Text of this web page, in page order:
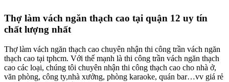
Thợ làm vách ngăn thạch cao tại quận 12 uy tín
chất lượng nhất
Thợ làm vách ngăn thạch cao chuyên nhận thi công trần vách ngăn
thạch cao tại tphcm. Với thế mạnh là thi công trần vách ngăn thạch
cao các loại, chúng tôi chuyên nhận thi công thạch cao cho nhà ở,
văn phòng, công ty,nhà xưởng, phòng karaoke, quán bar…vv giá rẻ